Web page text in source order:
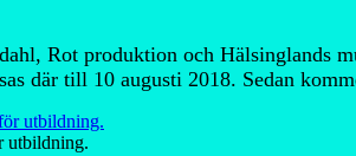
Rot produktion och
där till 10 augusti 2018. Sedan
utbildning.